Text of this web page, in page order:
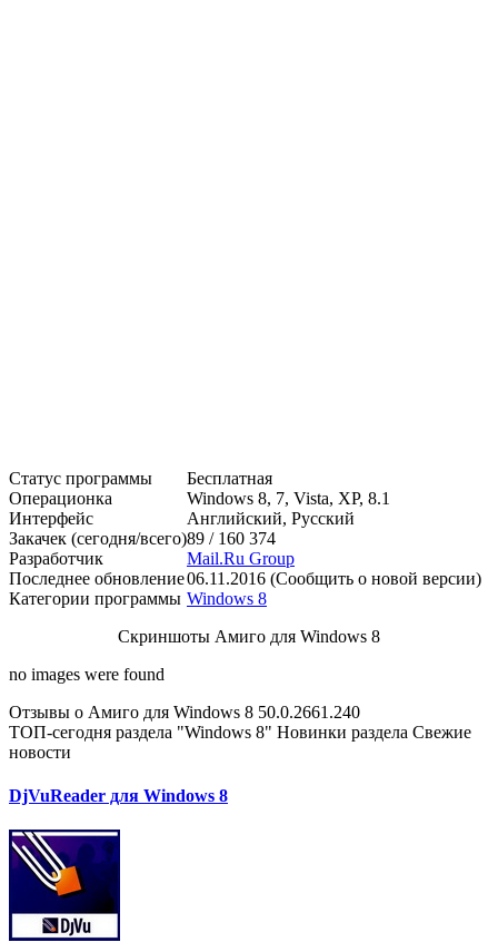
Статус программы
Бесплатная
Операционка
Windows 8, 7, Vista, XP, 8.1
Интерфейс
Английский, Русский
Закачек (сегодня/всего)89 / 160 374
Разработчик
Mail.Ru Group
Последнее обновление06.11.2016 (Сообщить о новой версии)
Категории программы Windows 8
Скриншоты Амиго для Windows 8
no images were found
Отзывы о Амиго для Windows 8 50.0.2661.240
ТОП-сегодня раздела "Windows 8" Новинки раздела Свежие
новости
DjVuReader для Windows 8